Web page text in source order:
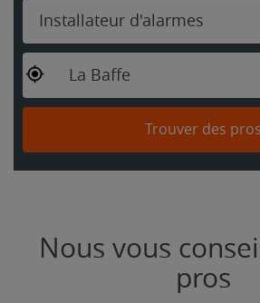
Installateur d'alarmes
La Baffe
Trouver des pros
Nous vous
pros